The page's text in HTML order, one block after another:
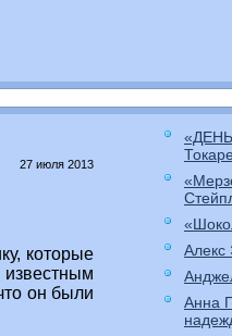
27 июля 2013
которые
он были
Алекс
Анна